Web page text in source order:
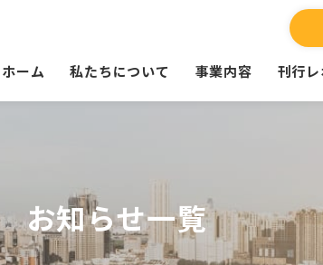
ホーム 私たちについて 事業内容 刊行
お知らせ一覧